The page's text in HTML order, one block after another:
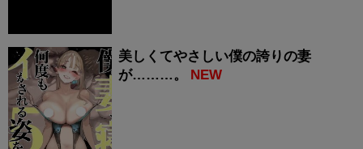
美しくてやさしい僕の誇りの妻
が………。
NEW